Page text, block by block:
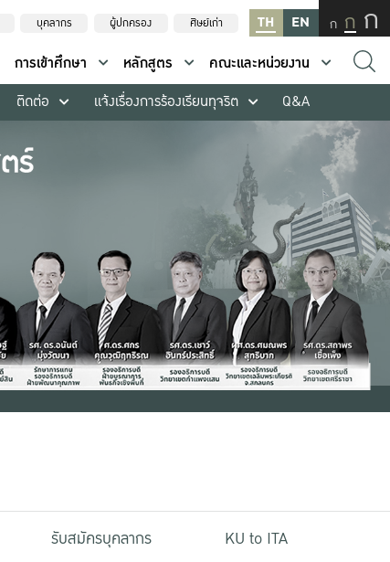
บุคลากร ผู้ปกครอง ศิษย์เก่า TH EN ก ก ก
การเข้าศึกษา หลักสูตร
คณะและหน่วยงาน
ติดต่อ แจ้งเรื่องการร้องเรียนทุจริต Q&A
รับสมัครบุคลากร KU to ITA